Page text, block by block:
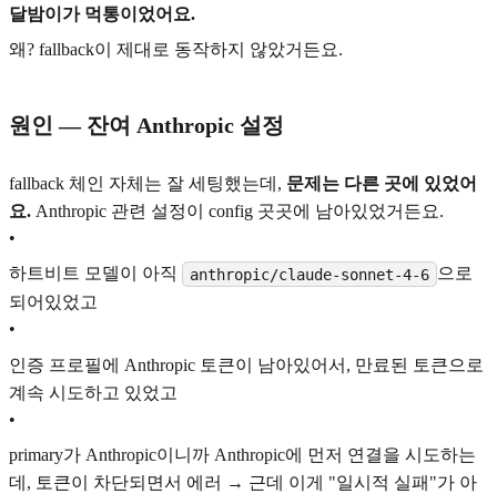
달밤이가 먹통이었어요.
왜? fallback이 제대로 동작하지 않았거든요.
원인 — 잔여 Anthropic 설정
fallback 체인 자체는 잘 세팅했는데, 문제는 다른 곳에 있었어
요. Anthropic 관련 설정이 config 곳곳에 남아있었거든요.
•
하트비트 모델이 아직
anthropic/claude-sonnet-4-6 으로
되어있었고
•
인증 프로필에 Anthropic 토큰이 남아있어서, 만료된 토큰으로
계속 시도하고 있었고
•
primary가 Anthropic이니까 Anthropic에 먼저 연결을 시도하는
데, 토큰이 차단되면서 에러 → 근데 이게 "일시적 실패"가 아